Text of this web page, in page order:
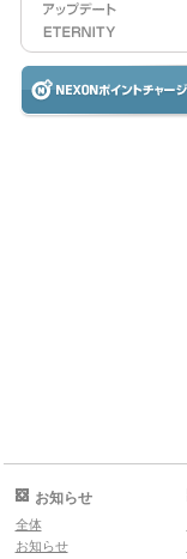
お知らせ
全体
お知らせ